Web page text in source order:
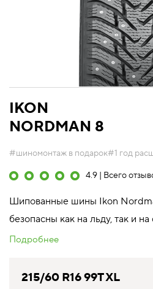
IKON
NORDMAN 8
#шиномонтаж в подарок#1 год
4.9 | Всего
Шипованные шины Ikon
безопасны как на льду, так и на
Подробнее
215/60 R16 99T XL